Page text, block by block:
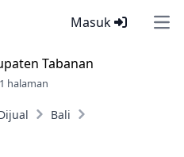
Masuk
Tabanan
halaman
Bali